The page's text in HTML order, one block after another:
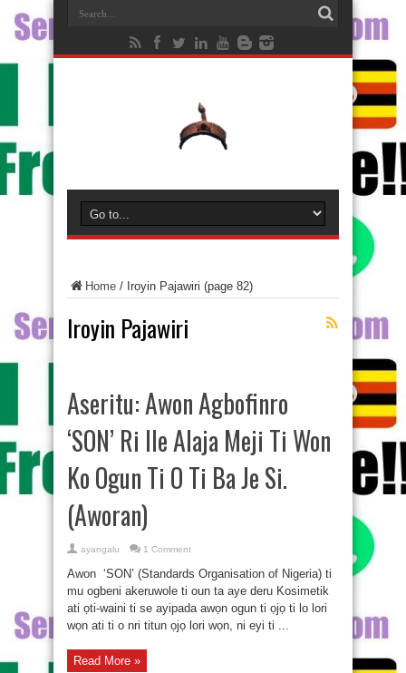
Home / Iroyin Pajawiri (page 82)
Iroyin Pajawiri
Aseritu: Awon Agbofinro
‘SON’ Ri Ile Alaja Meji Ti Won
Ko Ogun Ti O Ti Ba Je Si.
(Aworan)
ayangalu 1 Comment
Awon ‘SON’ (Standards Organisation of Nigeria) ti
mu ogbeni akeruwole ti oun ta aye deru Kosimetik
ati ọti-waini ti se ayipada awọn ogun ti ọjọ ti lo lori
wọn ati ti o nri titun ọjọ lori wọn, ni eyi ti ...
Read More »